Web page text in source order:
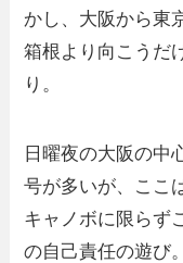
かし、大阪から東
箱根より向こうだ
り。
日曜夜の大阪の中
号が多いが、ここ
キャノボに限らず
の自己責任の遊び